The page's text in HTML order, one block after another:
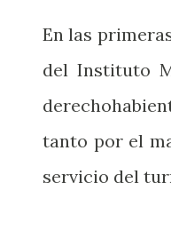
En las
del Instituto
tanto por el
servicio del